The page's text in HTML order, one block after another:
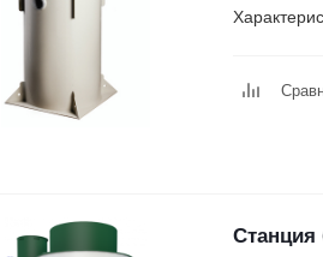
Станция